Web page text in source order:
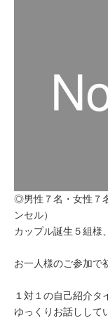
◎男性７名・女性７
ンセル）
カップル誕生５組
お一人様のご参加で
１対１の自己紹介タ
ゆっくりお話しして